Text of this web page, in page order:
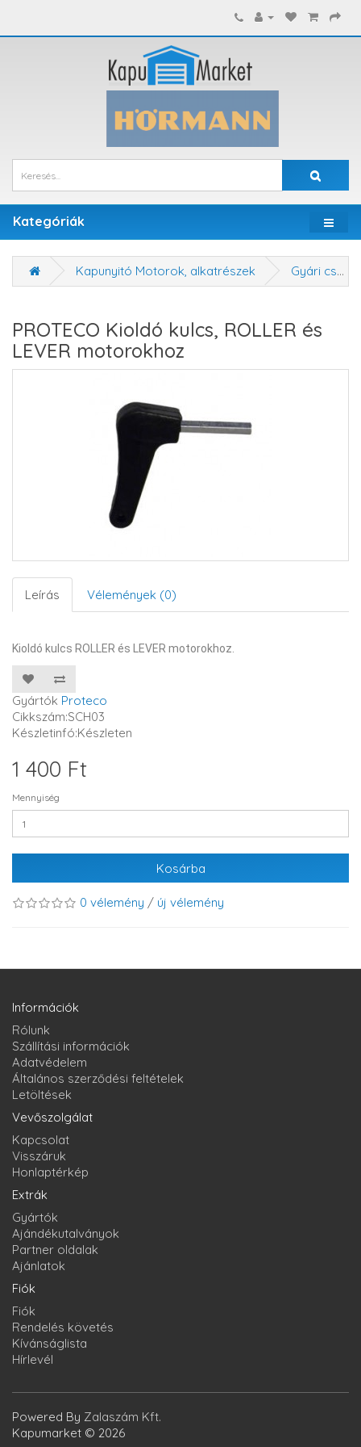
Kategóriák
Kapunyitó Motorok, alkatrészek Gyári cserealkatrészek
PROTECO Kioldó kulcs, ROLLER és
LEVER motorokhoz
Leírás Vélemények (0)
Kioldó kulcs ROLLER és LEVER motorokhoz.
Gyártók Proteco
Cikkszám:SCH03
Készletinfó:Készleten
1 400 Ft
Mennyiség
Kosárba
0 vélemény / új vélemény
Információk
Rólunk
Szállítási információk
Adatvédelem
Általános szerződési feltételek
Letöltések
Vevőszolgálat
Kapcsolat
Visszáruk
Honlaptérkép
Extrák
Gyártók
Ajándékutalványok
Partner oldalak
Ajánlatok
Fiók
Fiók
Rendelés követés
Kívánságlista
Hírlevél
Powered By Zalaszám Kft.
Kapumarket © 2026